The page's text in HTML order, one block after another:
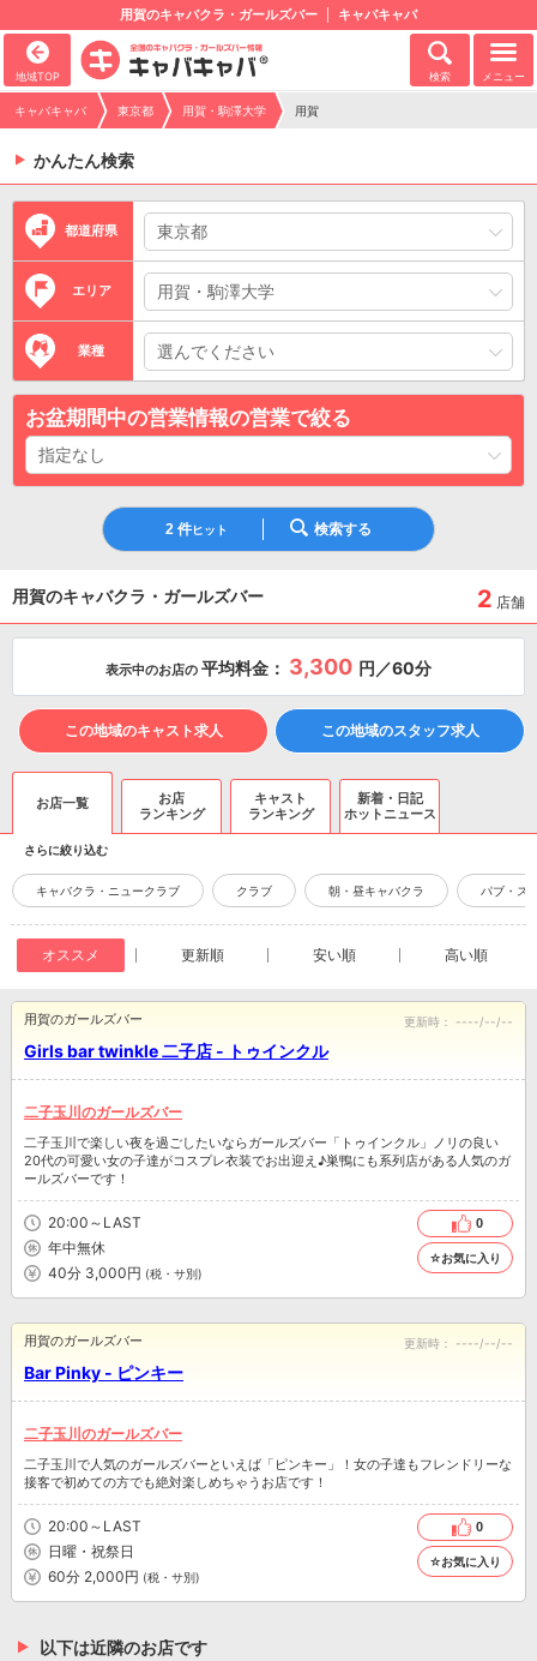
用賀のキャバクラ・ガールズバー キャバキャバ
地域TOP 検索 メニュー
キャバキャバ 東京都 用賀・駒澤大学 用賀
かんたん検索
都道府県
エリア
業種
お盆期間中の営業情報の営業で絞る
2 件ヒット 検索する
用賀のキャバクラ・ガールズバー 2 店舗
表示中のお店の 平均料金： 3,300 円／60分
この地域のキャスト求人 この地域のスタッフ求人
お店一覧
お店
ランキング
キャスト
ランキング
新着・日記
ホットニュース
さらに絞り込む
キャバクラ・ニュークラブ クラブ 朝・昼キャバクラ パブ・ス
オススメ 更新順 安い順 高い順
Girls bar twinkle 二子店 - トゥインクル
用賀のガールズバー 更新時： ----/--/--
二子玉川のガールズバー
二子玉川で楽しい夜を過ごしたいならガールズバー「トゥインクル」ノリの良い
20代の可愛い女の子達がコスプレ衣装でお出迎え♪巣鴨にも系列店がある人気のガ
ールズバーです！
20:00～LAST
年中無休
40分 3,000円 (税・サ別)
0
☆お気に入り
Bar Pinky - ピンキー
用賀のガールズバー 更新時： ----/--/--
二子玉川のガールズバー
二子玉川で人気のガールズバーといえば「ピンキー」！女の子達もフレンドリーな
接客で初めての方でも絶対楽しめちゃうお店です！
20:00～LAST
日曜・祝祭日
60分 2,000円 (税・サ別)
0
☆お気に入り
以下は近隣のお店です